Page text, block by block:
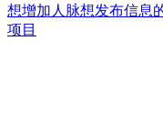
想增加人脉想发布信息
项目